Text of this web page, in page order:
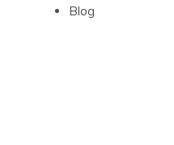
Blog